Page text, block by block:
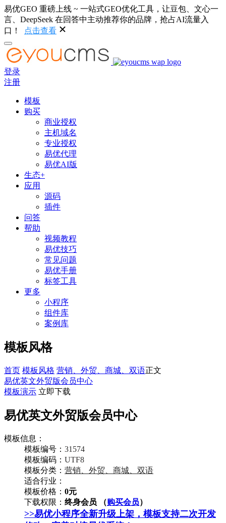
易优GEO 重磅上线 ~ 一站式GEO优化工具，让豆包、文心一
言、DeepSeek 在回答中主动推荐你的品牌，抢占AI流量入
口！
点击查看
登录
注册
模板
购买
商业授权
主机域名
专业授权
易优代理
易优AI版
生态+
应用
源码
插件
问答
帮助
视频教程
易优技巧
常见问题
易优手册
标签工具
更多
小程序
组件库
案例库
模板风格
首页 模板风格 营销、外贸、商城、双语正文
易优英文外贸版会员中心
模板演示 立即下载
易优英文外贸版会员中心
模板信息：
模板编号： 31574
模板编码： UTF8
模板分类： 营销、外贸、商城、双语
适合行业：
模板价格： 0元
下载权限： 终身会员 （购买会员）
>>易优小程序全新升级上架，模板支持二次开发